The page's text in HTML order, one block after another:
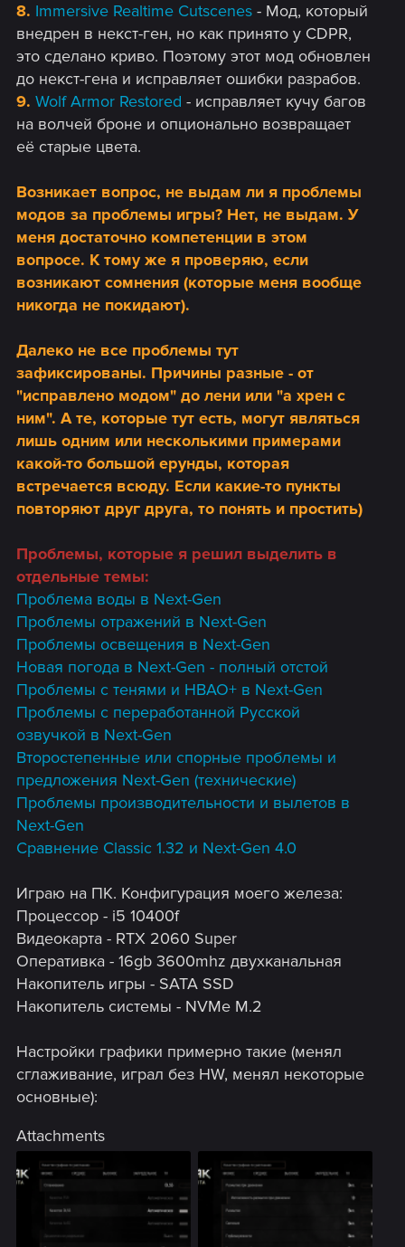
8. Immersive Realtime Cutscenes - Мод, который
внедрен в некст-ген, но как принято у CDPR,
это сделано криво. Поэтому этот мод обновлен
до некст-гена и исправляет ошибки разрабов.
9. Wolf Armor Restored - исправляет кучу багов
на волчей броне и опционально возвращает
её старые цвета.
Возникает вопрос, не выдам ли я проблемы
модов за проблемы игры? Нет, не выдам. У
меня достаточно компетенции в этом
вопросе. К тому же я проверяю, если
возникают сомнения (которые меня вообще
никогда не покидают).
Далеко не все проблемы тут
зафиксированы. Причины разные - от
"исправлено модом" до лени или "а хрен с
ним". А те, которые тут есть, могут являться
лишь одним или несколькими примерами
какой-то большой ерунды, которая
встречается всюду. Если какие-то пункты
повторяют друг друга, то понять и простить)
Проблемы, которые я решил выделить в
отдельные темы:
Проблема воды в Next-Gen
Проблемы отражений в Next-Gen
Проблемы освещения в Next-Gen
Новая погода в Next-Gen - полный отстой
Проблемы с тенями и HBAO+ в Next-Gen
Проблемы с переработанной Русской
озвучкой в Next-Gen
Второстепенные или спорные проблемы и
предложения Next-Gen (технические)
Проблемы производительности и вылетов в
Next-Gen
Сравнение Classic 1.32 и Next-Gen 4.0
Играю на ПК. Конфигурация моего железа:
Процессор - i5 10400f
Видеокарта - RTX 2060 Super
Оперативка - 16gb 3600mhz двухканальная
Накопитель игры - SATA SSD
Накопитель системы - NVMe M.2
Настройки графики примерно такие (менял
сглаживание, играл без HW, менял некоторые
основные):
Attachments